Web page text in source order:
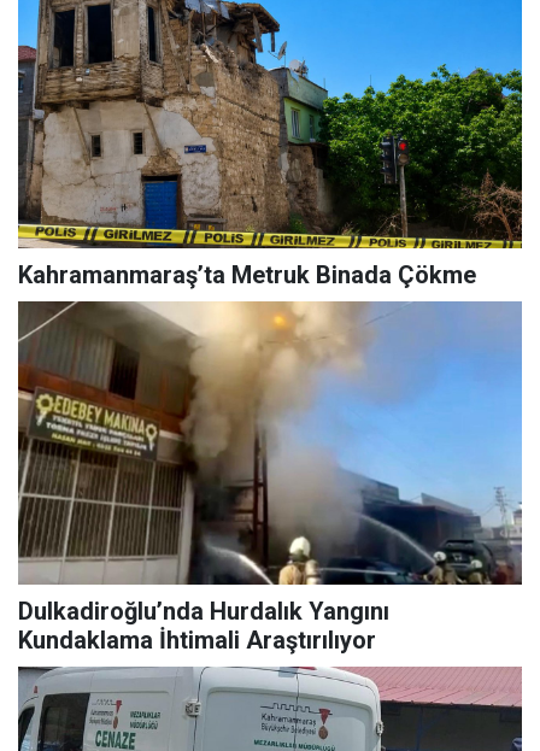
Kahramanmaraş’ta Metruk Binada Çökme
Dulkadiroğlu’nda Hurdalık Yangını
Kundaklama İhtimali Araştırılıyor